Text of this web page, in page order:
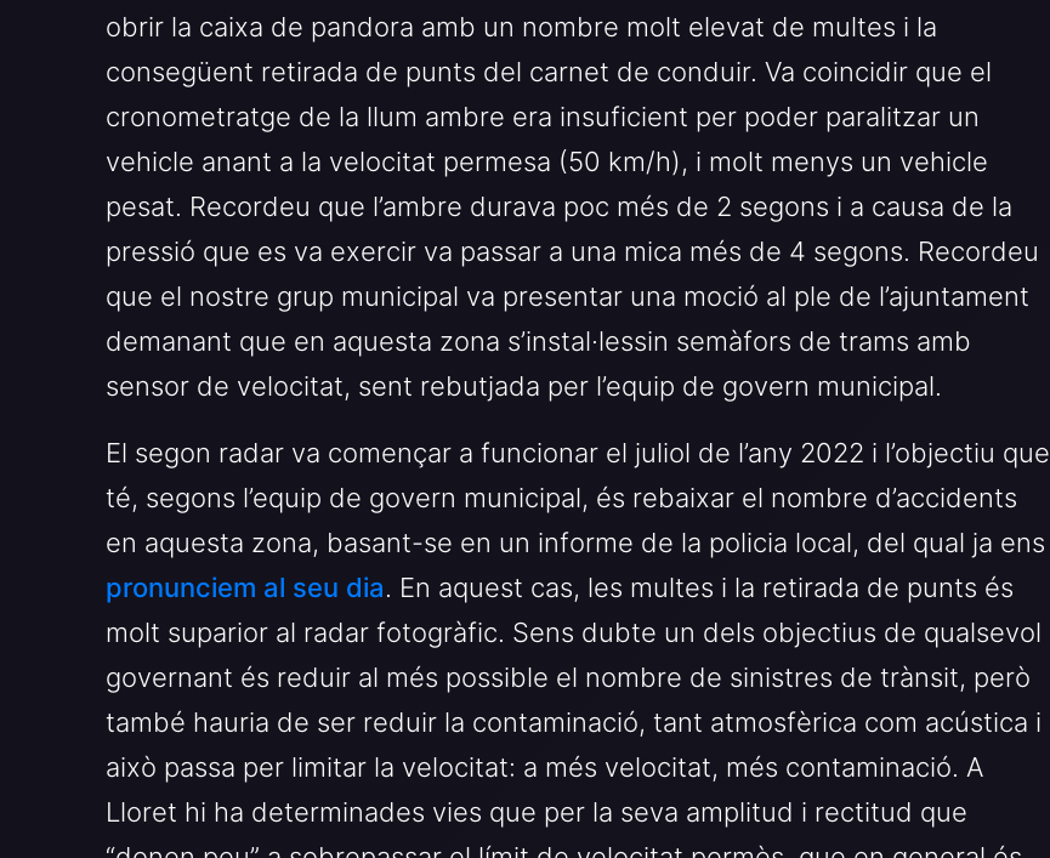
obrir la caixa de pandora amb un nombre molt elevat de multes i la
consegüent retirada de punts del carnet de conduir. Va coincidir que el
cronometratge de la llum ambre era insuficient per poder paralitzar un
vehicle anant a la velocitat permesa (50 km/h), i molt menys un vehicle
pesat. Recordeu que l’ambre durava poc més de 2 segons i a causa de la
pressió que es va exercir va passar a una mica més de 4 segons. Recordeu
que el nostre grup municipal va presentar una moció al ple de l’ajuntament
demanant que en aquesta zona s’instal·lessin semàfors de trams amb
sensor de velocitat, sent rebutjada per l’equip de govern municipal.
El segon radar va començar a funcionar el juliol de l’any 2022 i l’objectiu que
té, segons l’equip de govern municipal, és rebaixar el nombre d’accidents
en aquesta zona, basant-se en un informe de la policia local, del qual ja ens
pronunciem al seu dia. En aquest cas, les multes i la retirada de punts és
molt suparior al radar fotogràfic. Sens dubte un dels objectius de qualsevol
governant és reduir al més possible el nombre de sinistres de trànsit, però
també hauria de ser reduir la contaminació, tant atmosfèrica com acústica i
això passa per limitar la velocitat: a més velocitat, més contaminació. A
Lloret hi ha determinades vies que per la seva amplitud i rectitud que